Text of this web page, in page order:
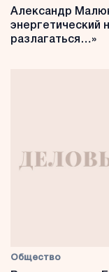
Александр
энергетический
разлагаться…»
Общество